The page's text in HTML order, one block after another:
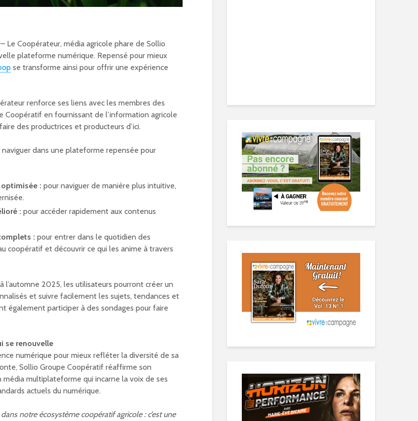
Le Coopérateur, média agricole phare de Sollio
plateforme numérique. Repensé pour mieux
se transforme ainsi pour offrir une expérience
renforce ses liens avec les membres des
Coopératif en fournissant de l’information agricole
des productrices et producteurs d’ici.
dans une plateforme repensée pour
: pour naviguer de manière plus intuitive,
: pour accéder rapidement aux contenus
: pour entrer dans le quotidien des
coopératif et découvrir ce qui les anime à travers
l’automne 2025, les utilisateurs pourront créer un
et suivre facilement les sujets, tendances et
également participer à des sondages pour faire
se renouvelle
numérique pour mieux refléter la diversité de sa
Sollio Groupe Coopératif réaffirme son
multiplateforme qui incarne la voix de ses
actuels du numérique.
notre écosystème coopératif agricole : c’est une